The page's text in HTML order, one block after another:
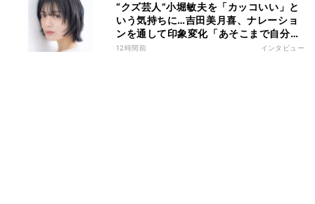
“クズ芸人”小堀敏夫を「カッコいい」と
いう気持ちに…吉田美月喜、ナレーショ
ンを通して印象変化「あそこまで自分に
正直に生きられる人は、なかなかいな
12時間前 インタビュー